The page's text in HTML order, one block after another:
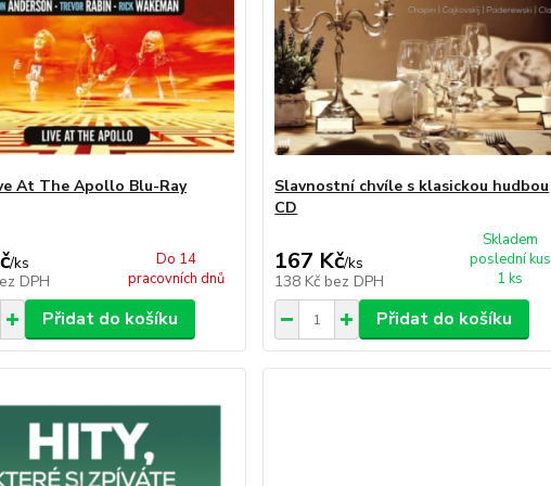
At The Apollo Blu-Ray
/ks
DPH
Do 14
pracovních dnů
Přidat do košíku
Slavnostní chvíle s klasickou hudbou
CD
167 Kč/ks
138 Kč bez DPH
Skladem
poslední kus
1 ks
Přidat do košíku